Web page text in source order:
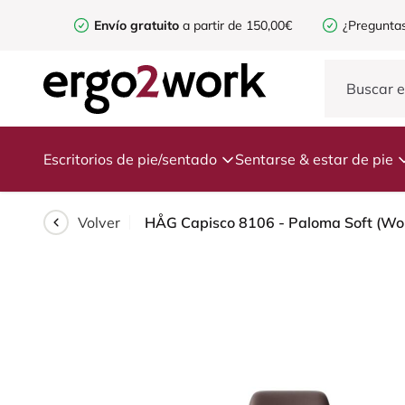
Envío gratuito a partir de 150,00€
Escritorios de pie/sentado Sentarse & estar de pie
Volver